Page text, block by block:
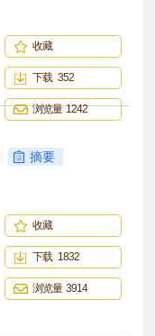
收藏
下载 352
浏览量 1242
摘要
收藏
下载 1832
浏览量 3914